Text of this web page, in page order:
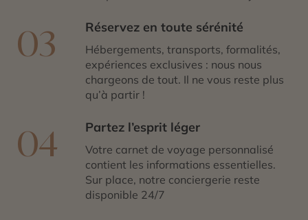
03 Réservez en toute sérénité
Hébergements, transports, formalités,
expériences exclusives : nous nous
chargeons de tout. Il ne vous reste plus
qu’à partir !
04 Partez l’esprit léger
Votre carnet de voyage personnalisé
contient les informations essentielles.
Sur place, notre conciergerie reste
disponible 24/7